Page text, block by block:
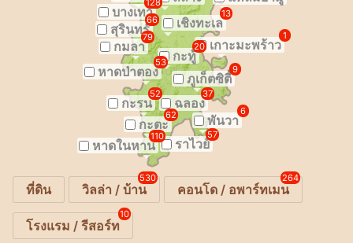
บางเทา
128
เชิงทะเล
13
สุรินทร์
66
กมลา
79 เกาะมะพร้าว
1
กะทู้
20
หาดป่าตอง
53
ภูเก็ตซิตี้
9
ฉลอง
37
กะรน
52
พันวา
6
กะตะ
62
ราไวย์
57
หาดในหาน
110
ที่ดิน วิลล่า / บ้าน
530
คอนโด / อพาร์ทเมน
264
โรงแรม / รีสอร์ท
10